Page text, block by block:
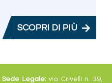
SCOPRI DI PIÙ
Sede Legale:via Crivelli n. 39,